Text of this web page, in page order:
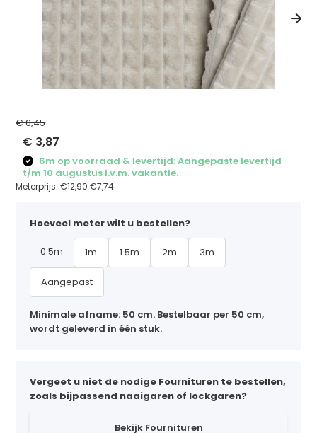
€ 6,45
€ 3,87
6m op voorraad & levertijd: Aangepaste levertijd
t/m 10 augustus i.v.m. vakantie.
Meterprijs:€12,90€7,74
Hoeveel meter wilt u bestellen?
0.5m 1m 1.5m 2m 3m
Aangepast
Minimale afname: 50 cm. Bestelbaar per 50 cm,
wordt geleverd in één stuk.
Vergeet u niet de nodige Fournituren te bestellen,
zoals bijpassend naaigaren of lockgaren?
Bekijk Fournituren